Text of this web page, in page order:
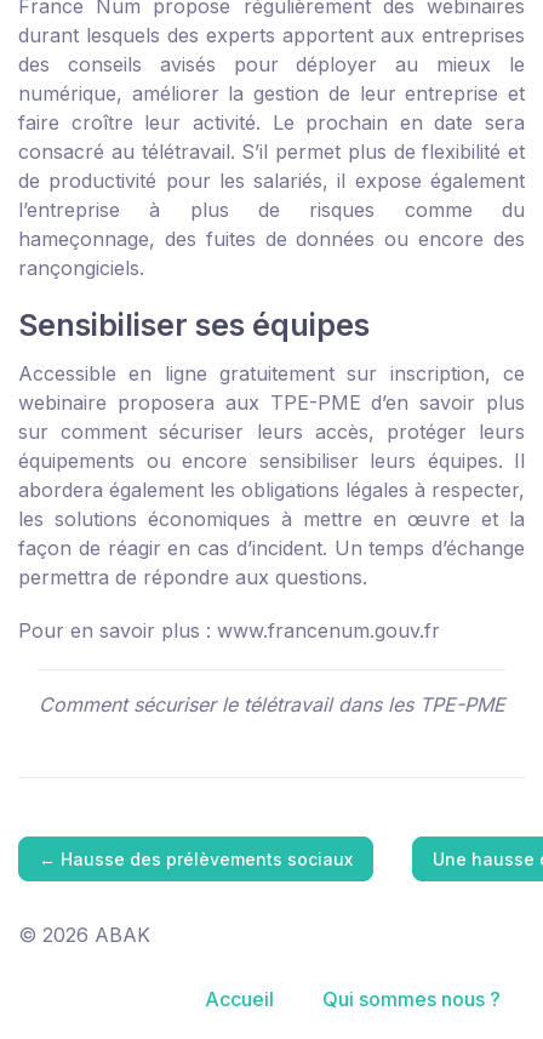
France Num propose régulièrement des webinaires
durant lesquels des experts apportent aux entreprises
des conseils avisés pour déployer au mieux le
numérique, améliorer la gestion de leur entreprise et
faire croître leur activité. Le prochain en date sera
consacré au télétravail. S’il permet plus de flexibilité et
de productivité pour les salariés, il expose également
l’entreprise à plus de risques comme du
hameçonnage, des fuites de données ou encore des
rançongiciels.
Sensibiliser ses équipes
Accessible en ligne gratuitement sur inscription, ce
webinaire proposera aux TPE-PME d’en savoir plus
sur comment sécuriser leurs accès, protéger leurs
équipements ou encore sensibiliser leurs équipes. Il
abordera également les obligations légales à respecter,
les solutions économiques à mettre en œuvre et la
façon de réagir en cas d’incident. Un temps d’échange
permettra de répondre aux questions.
Pour en savoir plus : www.francenum.gouv.fr
Comment sécuriser le télétravail dans les TPE-PME
← Hausse des prélèvements sociaux Une
© 2026 ABAK
Accueil Qui sommes nous ?